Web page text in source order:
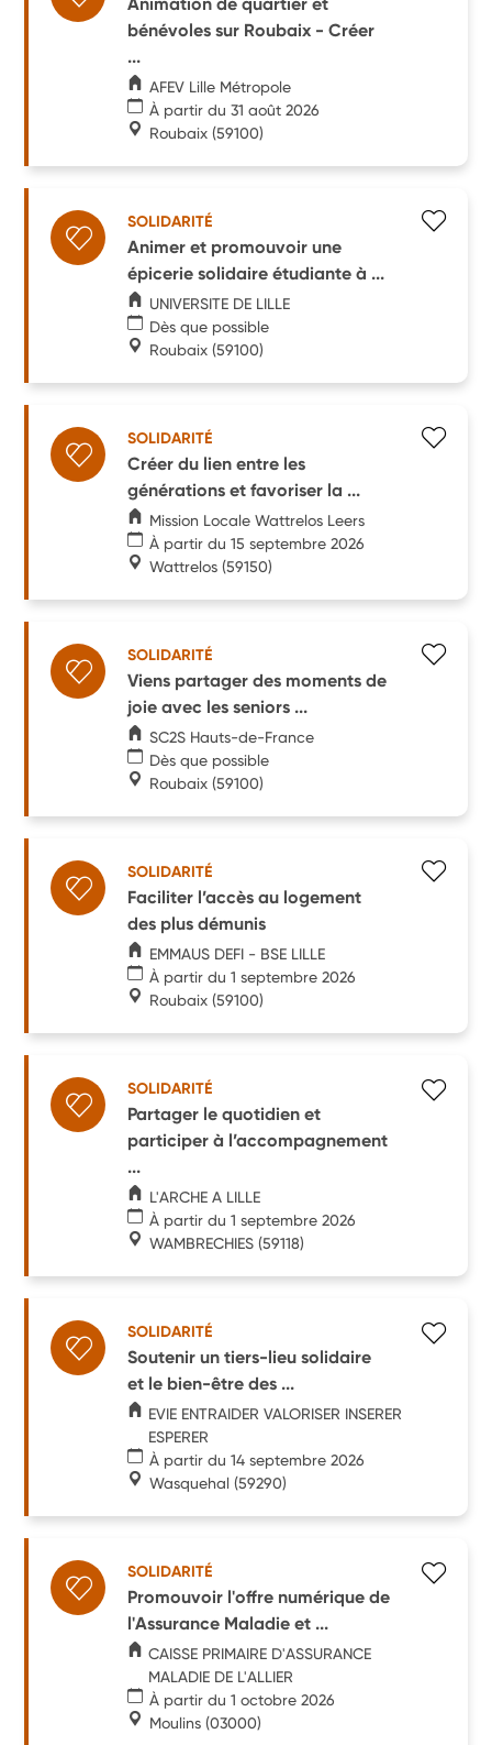
bénévoles sur Roubaix - Créer
...
AFEV Lille Métropole
À partir du 31 août 2026
Roubaix (59100)
SOLIDARITÉ
Animer et promouvoir une
épicerie solidaire étudiante à ...
UNIVERSITE DE LILLE
Dès que possible
Roubaix (59100)
SOLIDARITÉ
Créer du lien entre les
générations et favoriser la ...
Mission Locale Wattrelos Leers
À partir du 15 septembre 2026
Wattrelos (59150)
SOLIDARITÉ
Viens partager des moments de
joie avec les seniors ...
SC2S Hauts-de-France
Dès que possible
Roubaix (59100)
SOLIDARITÉ
Faciliter l’accès au logement
des plus démunis
EMMAUS DEFI - BSE LILLE
À partir du 1 septembre 2026
Roubaix (59100)
SOLIDARITÉ
Partager le quotidien et
participer à l’accompagnement
...
L'ARCHE A LILLE
À partir du 1 septembre 2026
WAMBRECHIES (59118)
SOLIDARITÉ
Soutenir un tiers-lieu solidaire
et le bien-être des ...
EVIE ENTRAIDER VALORISER INSERER
ESPERER
À partir du 14 septembre 2026
Wasquehal (59290)
SOLIDARITÉ
Promouvoir l'offre numérique de
l'Assurance Maladie et ...
CAISSE PRIMAIRE D'ASSURANCE
MALADIE DE L'ALLIER
À partir du 1 octobre 2026
Moulins (03000)